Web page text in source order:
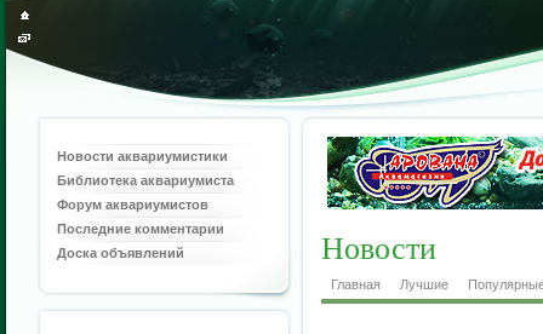
Новости аквариумистики
Библиотека аквариумиста
Форум аквариумистов
Последние комментарии
Доска объявлений
Новости
Главная Лучшие